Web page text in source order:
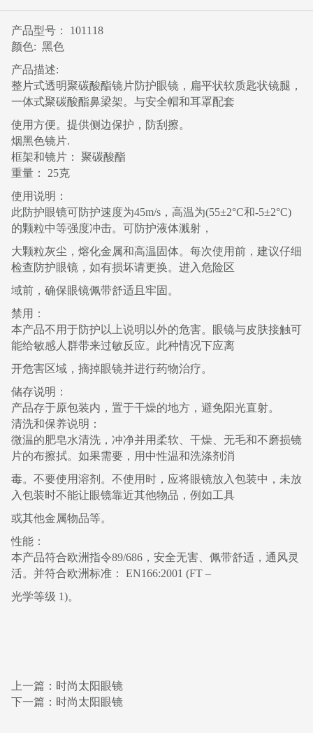
产品型号： 101118
颜色: 黑色
产品描述:
整片式透明聚碳酸酯镜片防护眼镜，扁平状软质匙状镜腿，
一体式聚碳酸酯鼻梁架。与安全帽和耳罩配套
使用方便。提供侧边保护，防刮擦。
烟黑色镜片.
框架和镜片： 聚碳酸酯
重量： 25克
使用说明：
此防护眼镜可防护速度为45m/s，高温为(55±2°C和-5±2°C)
的颗粒中等强度冲击。可防护液体溅射，
大颗粒灰尘，熔化金属和高温固体。每次使用前，建议仔细
检查防护眼镜，如有损坏请更换。进入危险区
域前，确保眼镜佩带舒适且牢固。
禁用：
本产品不用于防护以上说明以外的危害。眼镜与皮肤接触可
能给敏感人群带来过敏反应。此种情况下应离
开危害区域，摘掉眼镜并进行药物治疗。
储存说明：
产品存于原包装内，置于干燥的地方，避免阳光直射。
清洗和保养说明：
微温的肥皂水清洗，冲净并用柔软、干燥、无毛和不磨损镜
片的布擦拭。如果需要，用中性温和洗涤剂消
毒。不要使用溶剂。不使用时，应将眼镜放入包装中，未放
入包装时不能让眼镜靠近其他物品，例如工具
或其他金属物品等。
性能：
本产品符合欧洲指令89/686，安全无害、佩带舒适，通风灵
活。并符合欧洲标准： EN166:2001 (FT –
光学等级 1)。
上一篇：时尚太阳眼镜
下一篇：时尚太阳眼镜